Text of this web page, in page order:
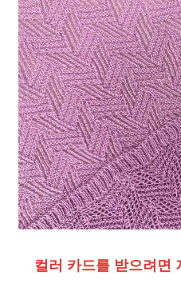
컬러 카드를 받으려면